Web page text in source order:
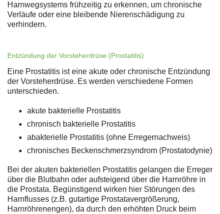
Harnwegsystems frühzeitig zu erkennen, um chronische
Verläufe oder eine bleibende Nierenschädigung zu
verhindern.
Entzündung der Vorsteherdrüse (Prostatitis)
Eine Prostatitis ist eine akute oder chronische Entzündung
der Vorsteherdrüse. Es werden verschiedene Formen
unterschieden.
akute bakterielle Prostatitis
chronisch bakterielle Prostatitis
abakterielle Prostatitis (ohne Erregernachweis)
chronisches Beckenschmerzsyndrom (Prostatodynie)
Bei der akuten bakteriellen Prostatitis gelangen die Erreger
über die Blutbahn oder aufsteigend über die Harnröhre in
die Prostata. Begünstigend wirken hier Störungen des
Harnflusses (z.B. gutartige Prostatavergrößerung,
Harnröhrenengen), da durch den erhöhten Druck beim